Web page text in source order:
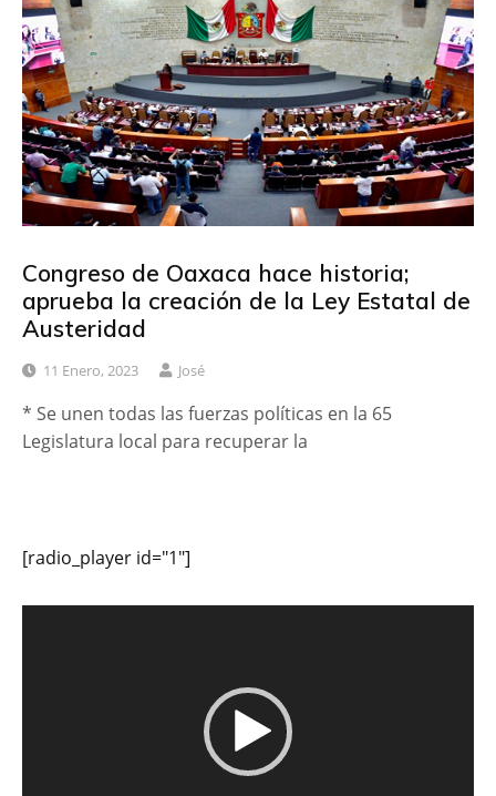
Congreso de Oaxaca hace historia;
aprueba la creación de la Ley Estatal de
Austeridad
11 Enero, 2023 José
* Se unen todas las fuerzas políticas en la 65
Legislatura local para recuperar la
[radio_player id="1"]